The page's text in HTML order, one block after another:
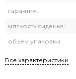
гарантия:
мягкость сиденья:
объем упаковки:
Все характеристики